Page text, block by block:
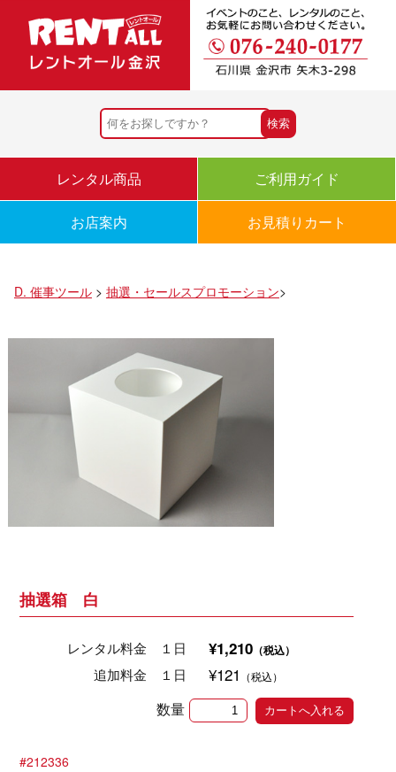
レンタル商品 ご利用ガイド
お店案内 お見積りカート
D. 催事ツール> 抽選・セールスプロモーション>
抽選箱 白
レンタル料金 １日 ¥1,210 （税込）
追加料金 １日 ¥121 （税込）
数量
#212336